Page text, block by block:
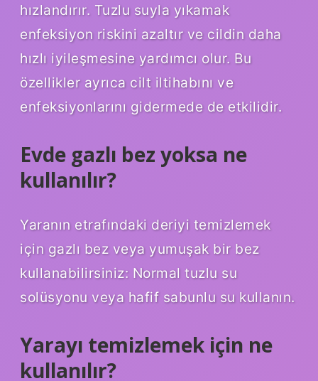
hızlandırır. Tuzlu suyla yıkamak
enfeksiyon riskini azaltır ve cildin daha
hızlı iyileşmesine yardımcı olur. Bu
özellikler ayrıca cilt iltihabını ve
enfeksiyonlarını gidermede de etkilidir.
Evde gazlı bez yoksa ne
kullanılır?
Yaranın etrafındaki deriyi temizlemek
için gazlı bez veya yumuşak bir bez
kullanabilirsiniz: Normal tuzlu su
solüsyonu veya hafif sabunlu su kullanın.
Yarayı temizlemek için ne
kullanılır?